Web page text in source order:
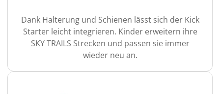
Dank Halterung und Schienen lässt sich der Kick
Starter leicht integrieren. Kinder erweitern ihre
SKY TRAILS Strecken und passen sie immer
wieder neu an.